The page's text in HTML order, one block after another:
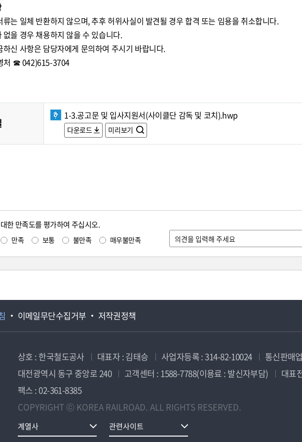
류는 일체 반환하지 않으며, 추후 허위사실이 발견될 경우 합격 또는 임용을 취소합니다.
없을 경우 채용하지 않을 수 있습니다.
하신 사항은 담당자에게 문의하여 주시기 바랍니다.
처 ☎ 042)615-3704
1-3.공고문 및 입사지원서(사이클단 감독 및 코치).hwp
다운로드 미리보기
한 만족도를 평가하여 주십시오.
만족 보통 불만족 매우불만족
이메일무단수집거부 저작권정책
상호 : 한국철도공사 대표자 : 김태승 사업자등록 : 314-82-10024
통신판매
대전광역시 동구 중앙로 240
고객센터 : 1588-7788(이용료 : 발신자부담)
대표
팩스 : 02-361-8385
COPYRIGHT ⓒ KOREA RAILROAD. ALL RIGHTS RESERVED.
계열사 관련사이트